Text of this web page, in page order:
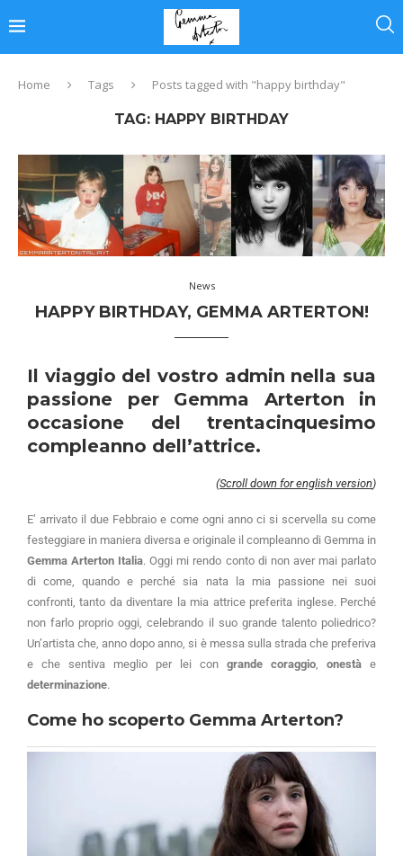
Home Tags Posts tagged with "happy birthday"
TAG: HAPPY BIRTHDAY
News
HAPPY BIRTHDAY, GEMMA ARTERTON!
Il viaggio del vostro admin nella sua
passione per Gemma Arterton in
occasione del trentacinquesimo
compleanno dell’attrice.
(Scroll down for english version)
E’ arrivato il due Febbraio e come ogni anno ci si scervella su come
festeggiare in maniera diversa e originale il compleanno di Gemma in
Gemma Arterton Italia. Oggi mi rendo conto di non aver mai parlato
di come, quando e perché sia nata la mia passione nei suoi
confronti, tanto da diventare la mia attrice preferita inglese. Perché
non farlo proprio oggi, celebrando il suo grande talento poliedrico?
Un’artista che, anno dopo anno, si è messa sulla strada che preferiva
e che sentiva meglio per lei con grande coraggio, onestà e
determinazione.
Come ho scoperto Gemma Arterton?